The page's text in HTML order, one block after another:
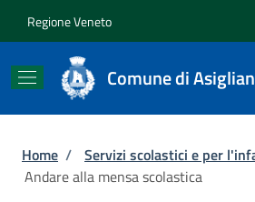
Regione Veneto
Comune di
Briciole di pane
Home / Servizi scolastici e per
Andare alla mensa scolastica